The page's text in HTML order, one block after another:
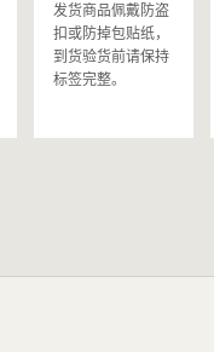
发货商品佩戴防盗
扣或防掉包贴纸，
到货验货前请保持
标签完整。